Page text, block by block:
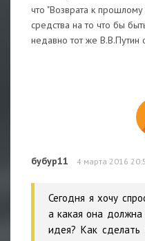
что "Возврата к
средства на то что бы
недавно тот же В.В.Путин
бубур11 4 марта 2016
Сегодня я хочу
а какая она должна
идея? Как сделать